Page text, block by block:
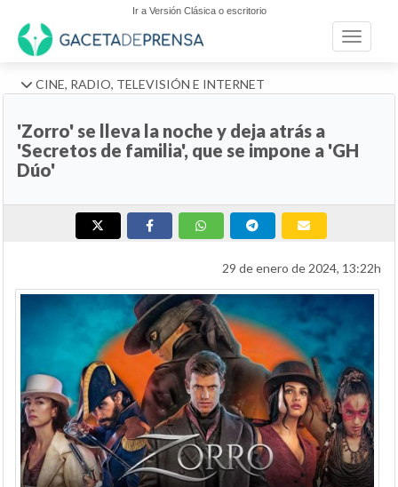
Ir a Versión Clásica o escritorio
Toggle
CINE, RADIO, TELEVISIÓN E INTERNET
'Zorro' se lleva la noche y deja atrás a
'Secretos de familia', que se impone a 'GH
Dúo'
29 de enero de 2024, 13:22h